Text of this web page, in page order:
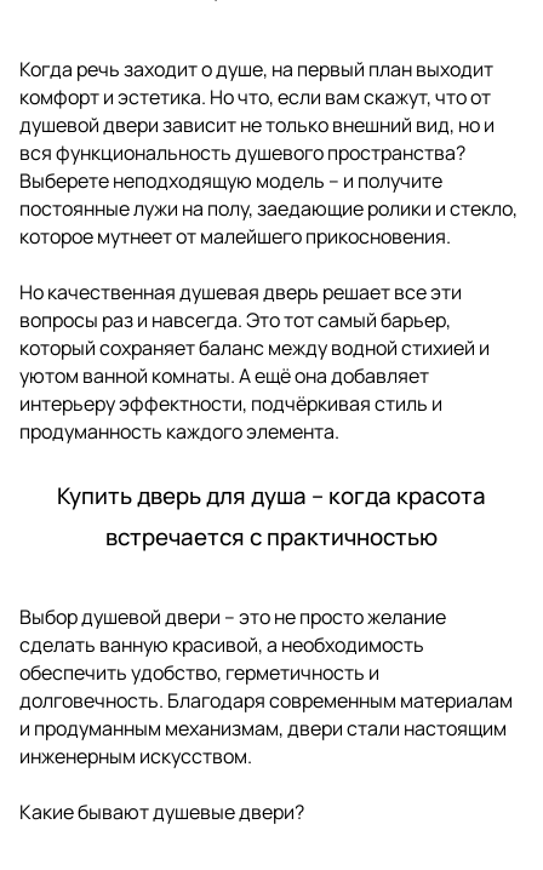
Когда речь заходит о душе, на первый план выходит
комфорт и эстетика. Но что, если вам скажут, что от
душевой двери зависит не только внешний вид, но и
вся функциональность душевого пространства?
Выберете неподходящую модель – и получите
постоянные лужи на полу, заедающие ролики и стекло,
которое мутнеет от малейшего прикосновения.
Но качественная душевая дверь решает все эти
вопросы раз и навсегда. Это тот самый барьер,
который сохраняет баланс между водной стихией и
уютом ванной комнаты. А ещё она добавляет
интерьеру эффектности, подчёркивая стиль и
продуманность каждого элемента.
Купить дверь для душа – когда красота
встречается с практичностью
Выбор душевой двери – это не просто желание
сделать ванную красивой, а необходимость
обеспечить удобство, герметичность и
долговечность. Благодаря современным материалам
и продуманным механизмам, двери стали настоящим
инженерным искусством.
Какие бывают душевые двери?